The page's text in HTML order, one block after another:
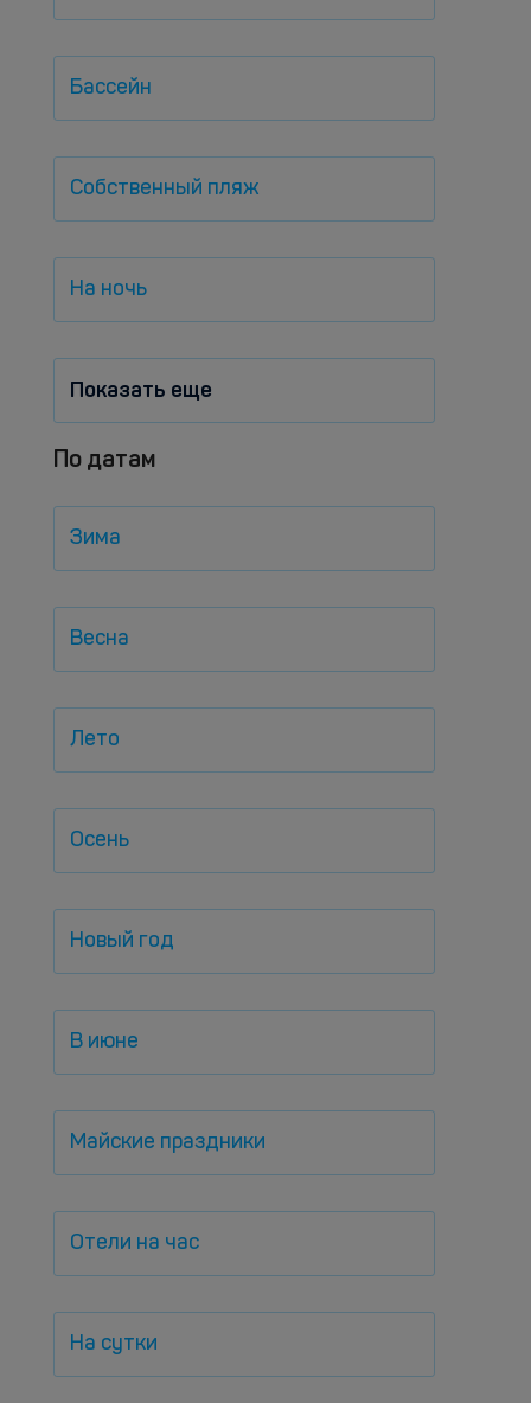
Бассейн
Собственный пляж
На ночь
Показать еще
По датам
Зима
Весна
Лето
Осень
Новый год
В июне
Майские праздники
Отели на час
На сутки